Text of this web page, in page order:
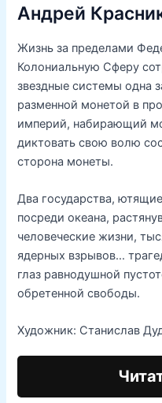
Андрей
Жизнь за пределами
Колониальную Сферу
звездные системы одна
разменной монетой в
империй, набирающий
диктовать свою волю
сторона монеты.
Два государства,
посреди океана,
человеческие жизни,
ядерных взрывов…
глаз равнодушной
обретенной свободы.
Художник: Станислав